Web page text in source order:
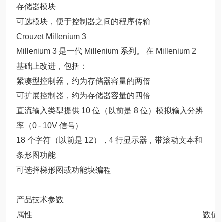
存储器模块
可选模块，便于控制器之间的程序传输
Crouzet Millenium 3
Millenium 3 是一代 Millenium 系列。 在 Millenium 2
基础上改进，包括：
紧凑型控制器，约为存储器容量的两倍
可扩展控制器，约为存储器容量的四倍
直流输入类型提供 10 位（以前是 8 位）模拟输入分辨
率（0 - 10V 信号）
18 个字符（以前是 12），4 行显示器，带滚动文本和
条形图功能
可选择梯形图或功能块编程
产品技术参数
属性
数值